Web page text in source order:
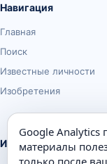
Навигация
Главная
Поиск
Известные личности
Изобретения
Информация
Google Analytics
материалы
только после